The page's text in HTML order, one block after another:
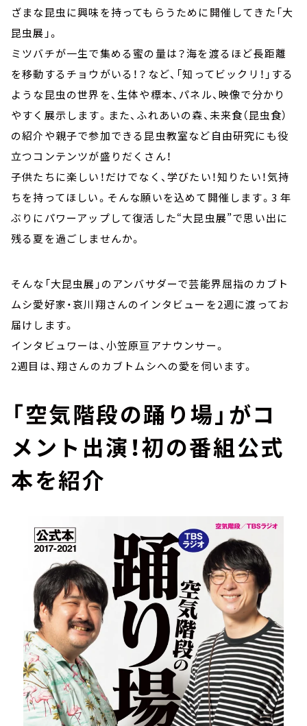
ざまな昆虫に興味を持ってもらうために開催してきた「大
昆虫展」。
ミツバチが一生で集める蜜の量は？海を渡るほど長距離
を移動するチョウがいる！？など、「知ってビックリ！」する
ような昆虫の世界を、生体や標本、パネル、映像で分かり
やすく展示します。また、ふれあいの森、未来食（昆虫食）
の紹介や親子で参加できる昆虫教室など自由研究にも役
立つコンテンツが盛りだくさん！
子供たちに楽しい！だけでなく、学びたい！知りたい！気持
ちを持ってほしい。そんな願いを込めて開催します。3 年
ぶりにパワーアップして復活した“大昆虫展”で思い出に
残る夏を過ごしませんか。
そんな「大昆虫展」のアンバサダーで芸能界屈指のカブト
ムシ愛好家・哀川翔さんのインタビューを2週に渡ってお
届けします。
インタビュワーは、小笠原亘アナウンサー。
2週目は、翔さんのカブトムシへの愛を伺います。
「空気階段の踊り場」がコ
メント出演！初の番組公式
本を紹介